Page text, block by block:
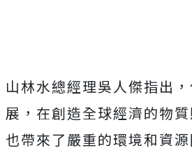
山林水總經理吳人傑指出
展，在創造全球經濟的物
也帶來了嚴重的環境和資